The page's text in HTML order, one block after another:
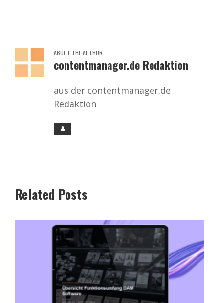
ABOUT THE AUTHOR
contentmanager.de Redaktion
aus der contentmanager.de
Redaktion
Related Posts